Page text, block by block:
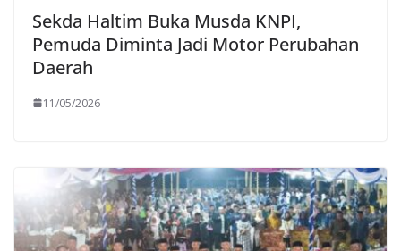
Sekda Haltim Buka Musda KNPI,
Pemuda Diminta Jadi Motor Perubahan
Daerah
11/05/2026